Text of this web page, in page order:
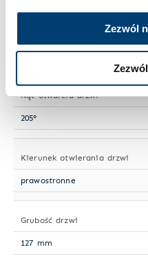
Zezwól
Jednostka certyfikująca
ECB-S
Kąt otwarcia drzwi
205°
Kierunek otwierania drzwi
prawostronne
Grubość drzwi
127 mm